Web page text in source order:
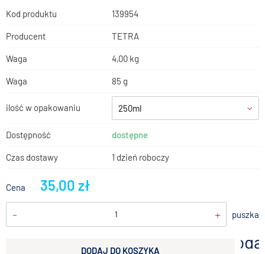
Kod produktu 139954
Producent TETRA
Waga 4,00 kg
Waga 85 g
ilość w opakowaniu 250ml
Dostępność dostępne
Czas dostawy 1 dzień roboczy
Cena 35,00 zł
- + puszka
DODAJ DO KOSZYKA